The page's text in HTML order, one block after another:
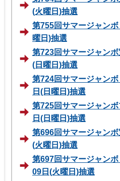
(火曜日)抽選
第755回サマージャン
曜日)抽選
第723回サマージャン
(日曜日)抽選
第724回サマージャン
日(日曜日)抽選
第725回サマージャン
日(日曜日)抽選
第696回サマージャン
(火曜日)抽選
第697回サマージャン
09日(火曜日)抽選